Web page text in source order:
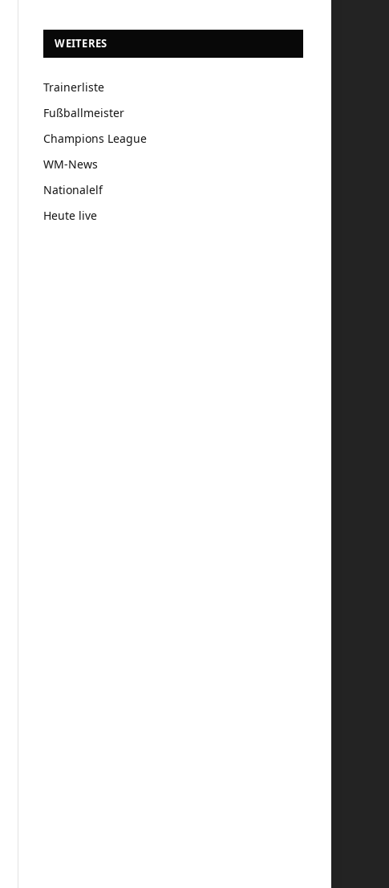
WEITERES
Trainerliste
Fußballmeister
Champions League
WM-News
Nationalelf
Heute live